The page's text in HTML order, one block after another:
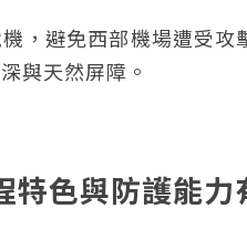
，避免西部機場遭受
與天然屏障。
色與防護能力